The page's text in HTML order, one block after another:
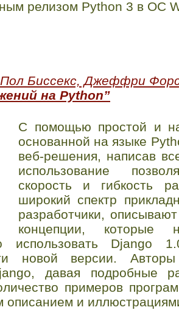
релизом Python 3 в ОС
Пол Биссекс, Джеффри
на Python”
С помощью простой и
основанной на языке
веб-решения, написав
использование
скорость и гибкость
широкий спектр
разработчики,
концепции, которые
использовать Django
новой версии. Авторы
давая подробные
примеров
описанием и